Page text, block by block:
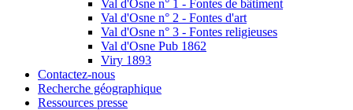
Val d'Osne n° 1 - Fontes de bâtiment
Val d'Osne n° 2 - Fontes d'art
Val d'Osne n° 3 - Fontes religieuses
Val d'Osne Pub 1862
Viry 1893
Contactez-nous
Recherche géographique
Ressources presse